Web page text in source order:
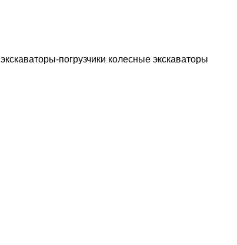
экскаваторы-погрузчики колесные экскаваторы